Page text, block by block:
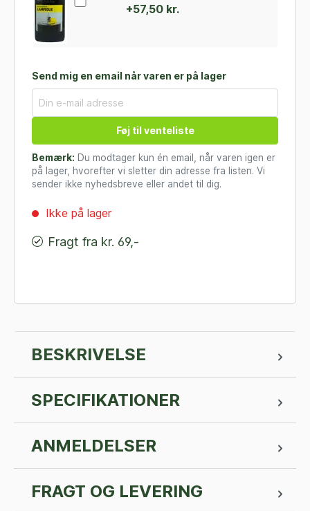
+57,50 kr.
Send mig en email når varen er på lager
Føj til venteliste
Bemærk: Du modtager kun én email, når varen igen er
på lager, hvorefter vi sletter din adresse fra listen. Vi
sender ikke nyhedsbreve eller andet til dig.
Ikke på lager
Fragt fra kr. 69,-
BESKRIVELSE
SPECIFIKATIONER
ANMELDELSER
FRAGT OG LEVERING